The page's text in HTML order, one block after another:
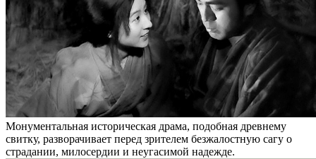
Монументальная историческая драма, подобная древнему
свитку, разворачивает перед зрителем безжалостную сагу о
страдании, милосердии и неугасимой надежде.